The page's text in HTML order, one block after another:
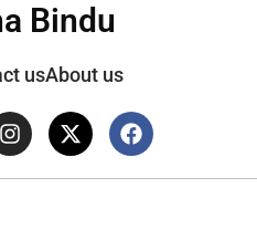
Bindu
usAbout us